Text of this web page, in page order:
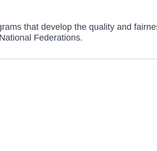
that develop the quality and
Federations.